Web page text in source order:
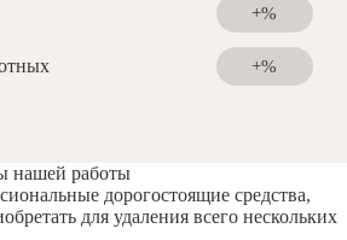
+%
+%
нашей работы
дорогостоящие средства,
для удаления всего нескольких